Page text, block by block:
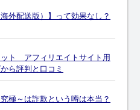
外配送版）】って効果なし？
ト アフィリエイトサイト用
ら評判と口コミ
極～は詐欺という噂は本当？